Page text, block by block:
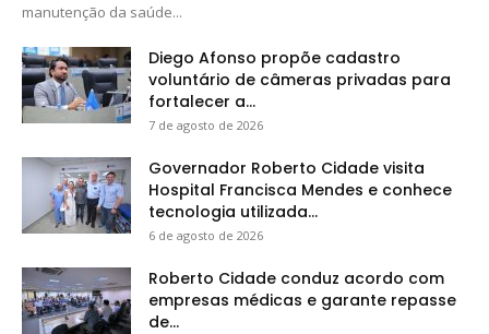
manutenção da saúde...
Diego Afonso propõe cadastro
voluntário de câmeras privadas para
fortalecer a...
7 de agosto de 2026
Governador Roberto Cidade visita
Hospital Francisca Mendes e conhece
tecnologia utilizada...
6 de agosto de 2026
Roberto Cidade conduz acordo com
empresas médicas e garante repasse
de...